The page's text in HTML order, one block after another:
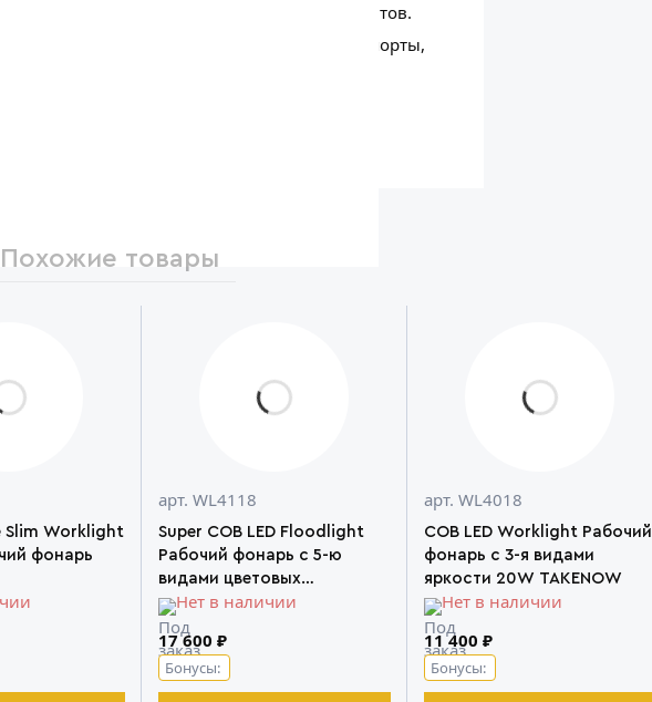
и агрессивных химических реагентов.
с выходным напряжением 5 В (USB-порты,
повреждения зрения.
Похожие товары
Slim Worklight
фонарь
арт. WL4118
Super COB LED Floodlight
Рабочий фонарь с 5-ю
видами цветовых
температур TAKENOW
Нет в наличии
17 600 ₽
Бонусы:
арт. WL4018
COB LED Worklight Рабочий
фонарь с 3-я видами
яркости 20W TAKENOW
Нет в наличии
11 400 ₽
Бонусы: